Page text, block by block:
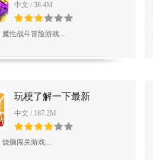
中文 / 38.4M
魔性战斗冒险游戏...
玩梗了解一下最新
中文 / 187.2M
烧脑闯关游戏...